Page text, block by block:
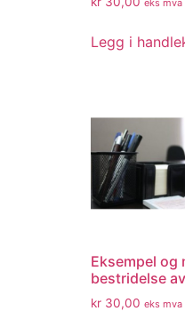
eks mva
Legg i
Eksempel og
bestridelse
kr 30,00 eks mva